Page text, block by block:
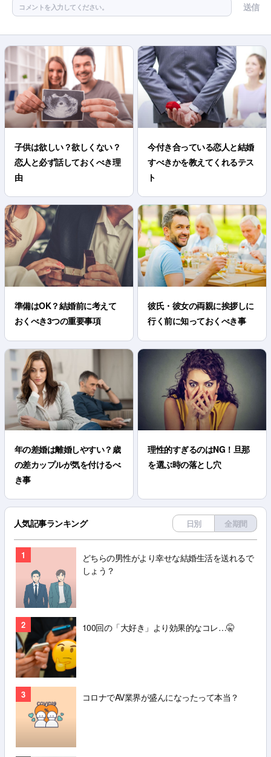
コメントを入力してください。 送信
子供は欲しい？欲しくない？
恋人と必ず話しておくべき理
由
今付き合っている恋人と結婚
すべきかを教えてくれるテス
ト
準備はOK？結婚前に考えて
おくべき3つの重要事項
彼氏・彼女の両親に挨拶しに
行く前に知っておくべき事
年の差婚は離婚しやすい？歳
の差カップルが気を付けるべ
き事
理性的すぎるのはNG！旦那
を選ぶ時の落とし穴
人気記事ランキング 日別 全期間
1
どちらの男性がより幸せな結婚生活を送れるで
しょう？
2 100回の「大好き」より効果的なコレ…🤫
3 コロナでAV業界が盛んになったって本当？